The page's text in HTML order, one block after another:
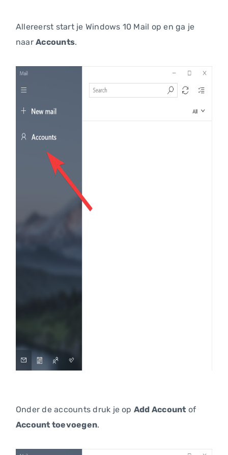
Allereerst start je Windows 10 Mail op en ga je
naarAccounts.
Onder de accounts druk je op Add Account of
Account toevoegen.